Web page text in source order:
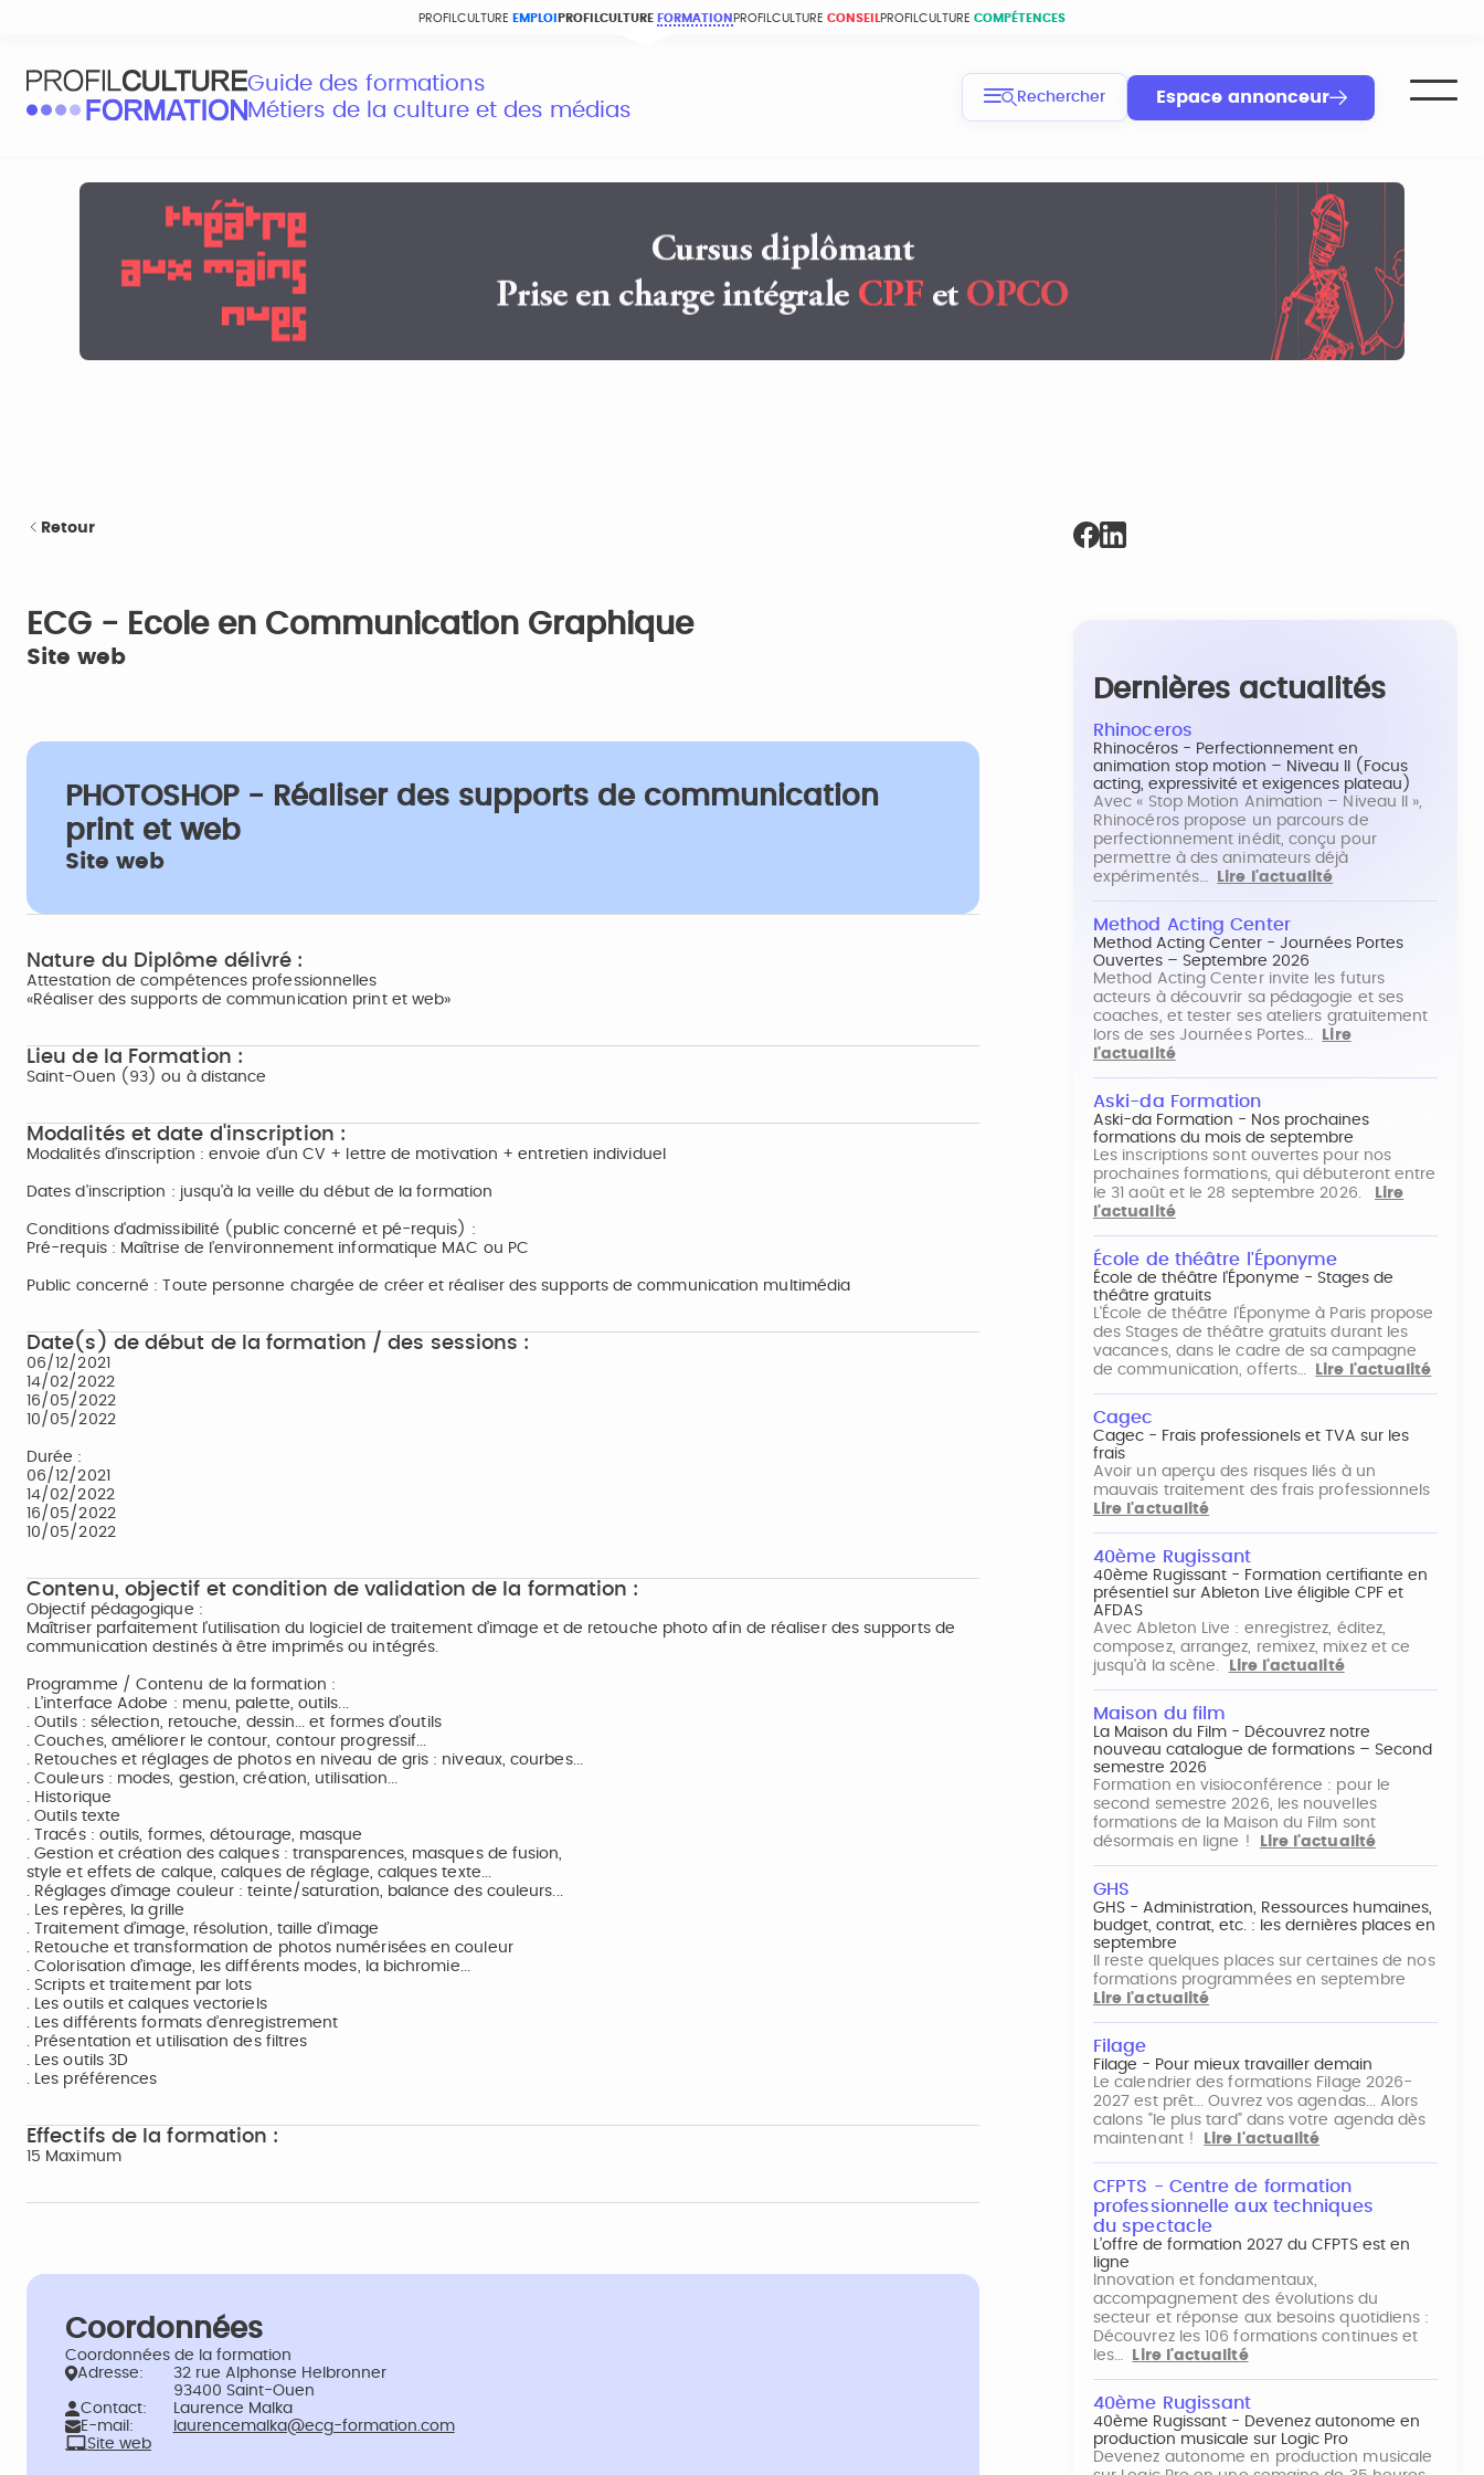
PROFILCULTURE EMPLOI PROFILCULTURE FORMATION PROFILCULTURE CONSEIL PROFILCULTURE COMPÉTENCES
Guide des formations
Métiers de la culture et des médias
Rechercher Espace annonceur
Retour
ECG - Ecole en Communication Graphique
Site web
PHOTOSHOP - Réaliser des supports de communication
print et web
Site web
Nature du Diplôme délivré :
Attestation de compétences professionnelles
«Réaliser des supports de communication print et web»
Lieu de la Formation :
Saint-Ouen (93) ou à distance
Modalités et date d'inscription :
Modalités d'inscription : envoie d'un CV + lettre de motivation + entretien individuel
Dates d'inscription : jusqu'à la veille du début de la formation
Conditions d'admissibilité (public concerné et pé-requis) :
Pré-requis : Maîtrise de l’environnement informatique MAC ou PC
Public concerné : Toute personne chargée de créer et réaliser des supports de communication multimédia
Date(s) de début de la formation / des sessions :
06/12/2021
14/02/2022
16/05/2022
10/05/2022
Durée :
06/12/2021
14/02/2022
16/05/2022
10/05/2022
Contenu, objectif et condition de validation de la formation :
Objectif pédagogique :
Maîtriser parfaitement l'utilisation du logiciel de traitement d’image et de retouche photo afin de réaliser des supports de
communication destinés à être imprimés ou intégrés.
Programme / Contenu de la formation :
. L’interface Adobe : menu, palette, outils...
. Outils : sélection, retouche, dessin... et formes d’outils
. Couches, améliorer le contour, contour progressif...
. Retouches et réglages de photos en niveau de gris : niveaux, courbes...
. Couleurs : modes, gestion, création, utilisation...
. Historique
. Outils texte
. Tracés : outils, formes, détourage, masque
. Gestion et création des calques : transparences, masques de fusion,
style et effets de calque, calques de réglage, calques texte...
. Réglages d’image couleur : teinte/saturation, balance des couleurs...
. Les repères, la grille
. Traitement d’image, résolution, taille d’image
. Retouche et transformation de photos numérisées en couleur
. Colorisation d’image, les différents modes, la bichromie...
. Scripts et traitement par lots
. Les outils et calques vectoriels
. Les différents formats d’enregistrement
. Présentation et utilisation des filtres
. Les outils 3D
. Les préférences
Effectifs de la formation :
15 Maximum
Coordonnées
Coordonnées de la formation
Adresse:
32 rue Alphonse Helbronner
93400 Saint-Ouen
Contact:
Laurence Malka
E-mail:
laurencemalka@ecg-formation.com
Site web
Dernières actualités
Rhinoceros
Rhinocéros - Perfectionnement en
animation stop motion – Niveau II (Focus
acting, expressivité et exigences plateau)
Avec « Stop Motion Animation – Niveau II »,
Rhinocéros propose un parcours de
perfectionnement inédit, conçu pour
permettre à des animateurs déjà
expérimentés…
Lire l'actualité
Method Acting Center
Method Acting Center - Journées Portes
Ouvertes – Septembre 2026
Method Acting Center invite les futurs
acteurs à découvrir sa pédagogie et ses
coaches, et tester ses ateliers gratuitement
lors de ses Journées Portes…
Lire
l'actualité
Aski-da Formation
Aski-da Formation - Nos prochaines
formations du mois de septembre
Les inscriptions sont ouvertes pour nos
prochaines formations, qui débuteront entre
le 31 août et le 28 septembre 2026.
Lire
l'actualité
École de théâtre l'Éponyme
École de théâtre l'Éponyme - Stages de
théâtre gratuits
L'École de théâtre l'Éponyme à Paris propose
des Stages de théâtre gratuits durant les
vacances, dans le cadre de sa campagne
de communication, offerts…
Lire l'actualité
Cagec
Cagec - Frais professionels et TVA sur les
frais
Avoir un aperçu des risques liés à un
mauvais traitement des frais professionnels
Lire l'actualité
40ème Rugissant
40ème Rugissant - Formation certifiante en
présentiel sur Ableton Live éligible CPF et
AFDAS
Avec Ableton Live : enregistrez, éditez,
composez, arrangez, remixez, mixez et ce
jusqu'à la scène.
Lire l'actualité
Maison du film
La Maison du Film - Découvrez notre
nouveau catalogue de formations – Second
semestre 2026
Formation en visioconférence : pour le
second semestre 2026, les nouvelles
formations de la Maison du Film sont
désormais en ligne !
Lire l'actualité
GHS
GHS - Administration, Ressources humaines,
budget, contrat, etc. : les dernières places en
septembre
Il reste quelques places sur certaines de nos
formations programmées en septembre
Lire l'actualité
Filage
Filage - Pour mieux travailler demain
Le calendrier des formations Filage 2026-
2027 est prêt... Ouvrez vos agendas... Alors
calons "le plus tard" dans votre agenda dès
maintenant !
Lire l'actualité
CFPTS - Centre de formation
professionnelle aux techniques
du spectacle
L’offre de formation 2027 du CFPTS est en
ligne
Innovation et fondamentaux,
accompagnement des évolutions du
secteur et réponse aux besoins quotidiens :
Découvrez les 106 formations continues et
les…
Lire l'actualité
40ème Rugissant
40ème Rugissant - Devenez autonome en
production musicale sur Logic Pro
Devenez autonome en production musicale